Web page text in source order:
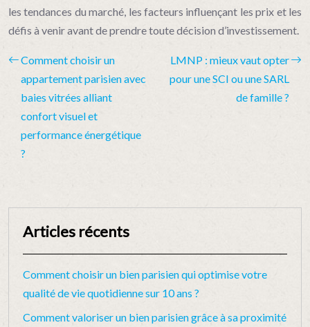
les tendances du marché, les facteurs influençant les prix et les
défis à venir avant de prendre toute décision d’investissement.
Comment choisir un
appartement parisien avec
baies vitrées alliant
confort visuel et
performance énergétique
?
LMNP : mieux vaut opter
pour une SCI ou une SARL
de famille ?
Articles récents
Comment choisir un bien parisien qui optimise votre
qualité de vie quotidienne sur 10 ans ?
Comment valoriser un bien parisien grâce à sa proximité